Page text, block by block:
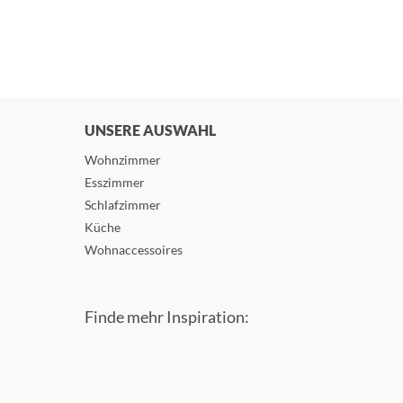
UNSERE AUSWAHL
Wohnzimmer
Esszimmer
Schlafzimmer
Küche
Wohnaccessoires
Finde mehr Inspiration: